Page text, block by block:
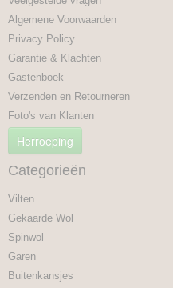
Algemene Voorwaarden
Privacy Policy
Garantie & Klachten
Gastenboek
Verzenden en Retourneren
Foto's van Klanten
Herroeping
Categorieën
Vilten
Gekaarde Wol
Spinwol
Garen
Buitenkansjes